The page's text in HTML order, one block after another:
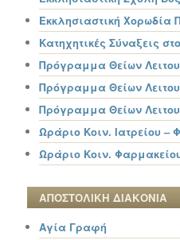
Εκκλησιαστική Χορωδία
Κατηχητικές Σύναξεις
Πρόγραμμα Θείων
Πρόγραμμα Θείων
Πρόγραμμα Θείων
Ωράριο Κοιν. Ιατρείου –
Ωράριο Κοιν.
ΑΠΟΣΤΟΛΙΚΗ ΔΙΑΚΟΝΙΑ
Αγία Γραφή